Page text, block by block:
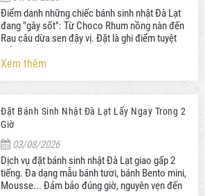
Điểm danh những chiếc bánh sinh nhật Đà Lạt
đang "gây sốt": Từ Choco Rhum nồng nàn đến
Rau câu dừa sen đậy vị. Đặt là ghi điểm tuyệt
đối với người nhận!
Xem thêm
Đặt Bánh Sinh Nhật Đà Lạt Lấy Ngay Trong 2
Giờ
03/08/2026
Dịch vụ đặt bánh sinh nhật Đà Lạt giao gấp 2
tiếng. Đa dạng mẫu bánh tươi, bánh Bento mini,
Mousse... Đảm bảo đúng giờ, nguyên vẹn đến